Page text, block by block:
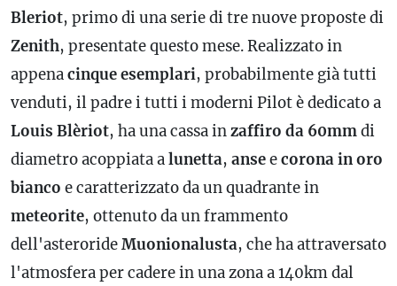
Bleriot, primo di una serie di tre nuove proposte di
Zenith, presentate questo mese. Realizzato in
appenacinque esemplari, probabilmente già tutti
venduti, il padre i tutti i moderni Pilot è dedicato a
Louis Blèriot, ha una cassa inzaffiro da 60mmdi
diametro acoppiata alunetta, anseecorona in oro
bianco e caratterizzato da un quadrante in
meteorite, ottenuto da un frammento
dell'asterorideMuonionalusta, che ha attraversato
l'atmosfera per cadere in una zona a 140km dal